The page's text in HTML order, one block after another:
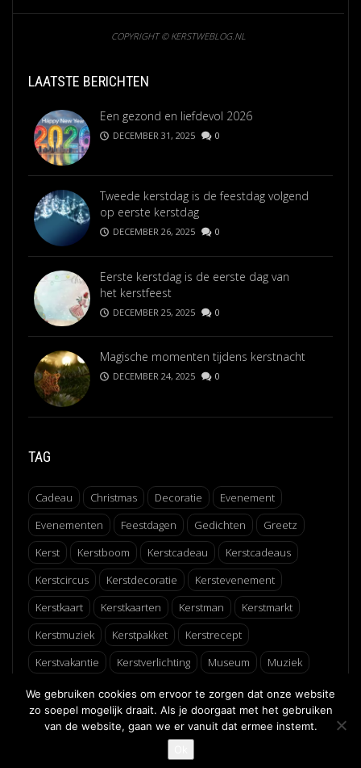
COPYRIGHT © KERSTWEBLOG.NL
LAATSTE BERICHTEN
Een gezond en liefdevol 2026
DECEMBER 31, 2025 0
Tweede kerstdag is de feestdag volgend
op eerste kerstdag
DECEMBER 26, 2025 0
Eerste kerstdag is de eerste dag van
het kerstfeest
DECEMBER 25, 2025 0
Magische momenten tijdens kerstnacht
DECEMBER 24, 2025 0
TAG
Cadeau Christmas Decoratie
Evenement
Evenementen
Feestdagen Gedichten
Greetz
Kerst
Kerstboom Kerstcadeau
Kerstcadeaus
Kerstcircus
Kerstdecoratie
Kerstevenement
Kerstkaart
Kerstkaarten Kerstman
Kerstmarkt
Kerstmuziek
Kerstpakket
Kerstrecept
Kerstvakantie
Kerstverlichting Museum
Muziek
Recept
Schaatsen Winter Winterfair
We gebruiken cookies om ervoor te zorgen dat onze website
zo soepel mogelijk draait. Als je doorgaat met het gebruiken
van de website, gaan we er vanuit dat ermee instemt.